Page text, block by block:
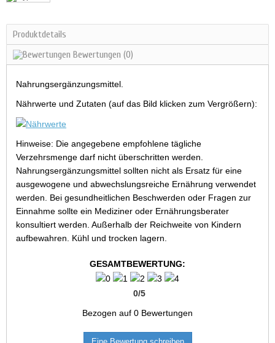
Produktdetails
Bewertungen (0)
Nahrungsergänzungsmittel.
Nährwerte und Zutaten (auf das Bild klicken zum Vergrößern):
Hinweise: Die angegebene empfohlene tägliche
Verzehrsmenge darf nicht überschritten werden.
Nahrungsergänzungsmittel sollten nicht als Ersatz für eine
ausgewogene und abwechslungsreiche Ernährung verwendet
werden. Bei gesundheitlichen Beschwerden oder Fragen zur
Einnahme sollte ein Mediziner oder Ernährungsberater
konsultiert werden. Außerhalb der Reichweite von Kindern
aufbewahren. Kühl und trocken lagern.
GESAMTBEWERTUNG:
0/5
Bezogen auf 0 Bewertungen